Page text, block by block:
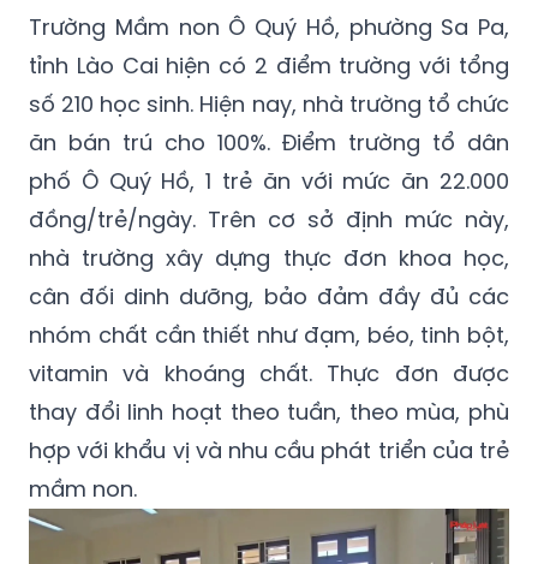
Trường Mầm non Ô Quý Hồ, phường Sa Pa,
tỉnh Lào Cai hiện có 2 điểm trường với tổng
số 210 học sinh. Hiện nay, nhà trường tổ chức
ăn bán trú cho 100%. Điểm trường tổ dân
phố Ô Quý Hồ, 1 trẻ ăn với mức ăn 22.000
đồng/trẻ/ngày. Trên cơ sở định mức này,
nhà trường xây dựng thực đơn khoa học,
cân đối dinh dưỡng, bảo đảm đầy đủ các
nhóm chất cần thiết như đạm, béo, tinh bột,
vitamin và khoáng chất. Thực đơn được
thay đổi linh hoạt theo tuần, theo mùa, phù
hợp với khẩu vị và nhu cầu phát triển của trẻ
mầm non.